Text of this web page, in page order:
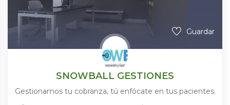
Guardar
SNOWBALL GESTIONES
Gestionamos tu cobranza, tú enfócate en tus pacientes.